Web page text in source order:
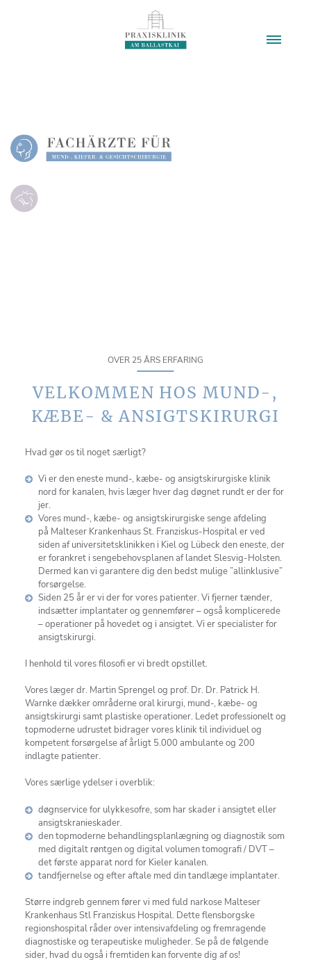
OVER 25 ÅRS ERFARING
VELKOMMEN HOS MUND-,
KÆBE- & ANSIGTSKIRURGI
Hvad gør os til noget særligt?
Vi er den eneste mund-, kæbe- og ansigtskirurgiske klinik
nord for kanalen, hvis læger hver dag døgnet rundt er der for
jer.
Vores mund-, kæbe- og ansigtskirurgiske senge afdeling
på Malteser Krankenhaus St. Franziskus-Hospital er ved
siden af universitetsklinikken i Kiel og Lübeck den eneste, der
er forankret i sengebehovsplanen af landet Slesvig-Holsten.
Dermed kan vi garantere dig den bedst mulige ”allinklusive”
forsørgelse.
Siden 25 år er vi der for vores patienter. Vi fjerner tænder,
indsætter implantater og gennemfører – også komplicerede
– operationer på hovedet og i ansigtet. Vi er specialister for
ansigtskirurgi.
I henhold til vores filosofi er vi bredt opstillet.
Vores læger dr. Martin Sprengel og prof. Dr. Dr. Patrick H.
Warnke dækker områderne oral kirurgi, mund-, kæbe- og
ansigtskirurgi samt plastiske operationer. Ledet professionelt og
topmoderne udrustet bidrager vores klinik til individuel og
kompetent forsørgelse af årligt 5.000 ambulante og 200
indlagte patienter.
Vores særlige ydelser i overblik:
døgnservice for ulykkesofre, som har skader i ansigtet eller
ansigtskranieskader.
den topmoderne behandlingsplanlægning og diagnostik som
med digitalt røntgen og digital volumen tomografi / DVT –
det første apparat nord for Kieler kanalen.
tandfjernelse og efter aftale med din tandlæge implantater.
Større indgreb gennem fører vi med fuld narkose Malteser
Krankenhaus Stl Franziskus Hospital. Dette flensborgske
regionshospital råder over intensivafdeling og fremragende
diagnostiske og terapeutiske muligheder. Se på de følgende
sider, hvad du også i fremtiden kan forvente dig af os!